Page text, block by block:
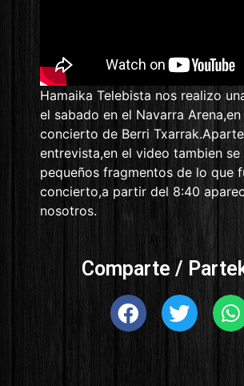
Hamaika Telebista nos realizo
el sabado en el Navarra
concierto de Berri
entrevista,en el video tambien
pequeños fragmentos de lo que
concierto,a partir del 8:40
nosotros.
Comparte /